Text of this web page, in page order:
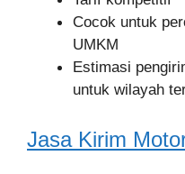
Cocok untuk
UMKM
Estimasi
untuk wilayah
Jasa Kirim